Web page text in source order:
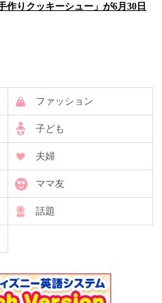
作りクッキーシュー」が6月30日
ファッション
子ども
夫婦
ママ友
話題